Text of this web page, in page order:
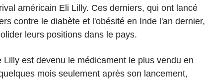
américain Eli Lilly. Ces derniers, qui ont lancé
contre le diabète et l'obésité en Inde l'an dernier,
leurs positions dans le pays.
Lilly est devenu le médicament le plus vendu en
mois seulement après son lancement,